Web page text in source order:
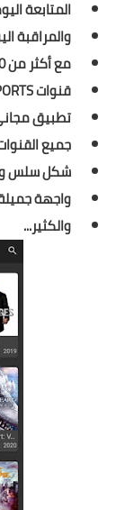
المتابعة
والمراقبة
مع أكثر من 100 قناة فضائية متنوعة.
قنوات BEIN SPORTS.
تطبيق
جميع
شكل سلس
واجهة
والكثير...